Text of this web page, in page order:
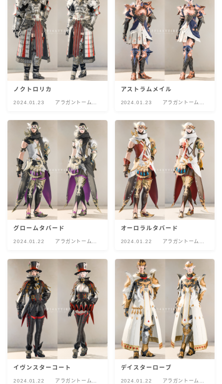
ノクトロリカ
2024.01.23
アラガントームス
アストラムメイル
2024.01.23
アラガントームス
グロームタバード
2024.01.22
アラガントームス
オーロラルタバード
2024.01.22
アラガントームス
イヴンスターコート
2024.01.22
アラガントームス
デイスターローブ
2024.01.22
アラガントームス